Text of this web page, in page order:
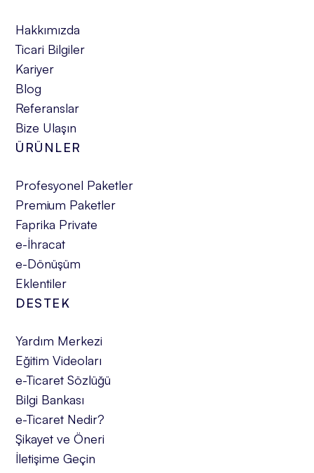
Hakkımızda
Ticari Bilgiler
Kariyer
Blog
Referanslar
Bize Ulaşın
ÜRÜNLER
Profesyonel Paketler
Premium Paketler
Faprika Private
e-İhracat
e-Dönüşüm
Eklentiler
DESTEK
Yardım Merkezi
Eğitim Videoları
e-Ticaret Sözlüğü
Bilgi Bankası
e-Ticaret Nedir?
Şikayet ve Öneri
İletişime Geçin